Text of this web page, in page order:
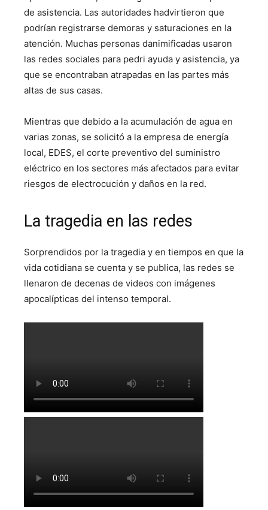
de asistencia. Las autoridades hadvirtieron que
podrían registrarse demoras y saturaciones en la
atención. Muchas personas danimificadas usaron
las redes sociales para pedri ayuda y asistencia, ya
que se encontraban atrapadas en las partes más
altas de sus casas.
Mientras que debido a la acumulación de agua en
varias zonas, se solicitó a la empresa de energía
local, EDES, el corte preventivo del suministro
eléctrico en los sectores más afectados para evitar
riesgos de electrocución y daños en la red.
La tragedia en las redes
Sorprendidos por la tragedia y en tiempos en que la
vida cotidiana se cuenta y se publica, las redes se
llenaron de decenas de videos con imágenes
apocalípticas del intenso temporal.